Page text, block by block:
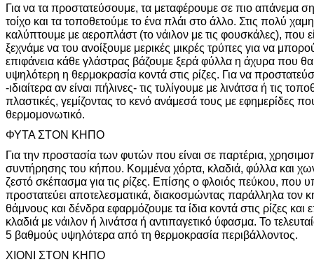
Για να τα προστατεύσουμε, τα μεταφέρουμε σε πιο απάνεμα
τοίχο και τα τοποθετούμε το ένα πλάι στο άλλο. Στις πολύ
καλύπτουμε με αεροπλάστ (το νάιλον με τις φουσκάλες), που
ξεχνάμε να του ανοίξουμε μερικές μικρές τρύπες για να
επιφάνεια κάθε γλάστρας βάζουμε ξερά φύλλα η άχυρα που
υψηλότερη η θερμοκρασία κοντά στις ρίζες. Για να
-ιδιαίτερα αν είναι πήλινες- τις τυλίγουμε με λινάτσα ή τις
πλαστικές, γεμίζοντας το κενό ανάμεσά τους με εφημερίδες
θερμομονωτικό.
ΦΥΤΑ ΣΤΟΝ ΚΗΠΟ
Για την προστασία των φυτών που είναι σε παρτέρια,
συντήρησης του κήπου. Κομμένα χόρτα, κλαδιά, φύλλα και
ζεστό σκέπασμα για τις ρίζες. Επίσης ο φλοιός πεύκου, που
προστατεύει αποτελεσματικά, διακοσμώντας παράλληλα τον
θάμνους και δένδρα εφαρμόζουμε τα ίδια κοντά στις ρίζες
κλαδιά με νάιλον ή λινάτσα ή αντιπαγετικό ύφασμα. Το
5 βαθμούς υψηλότερα από τη θερμοκρασία περιβάλλοντος.
ΧΙΟΝΙ ΣΤΟΝ ΚΗΠΟ